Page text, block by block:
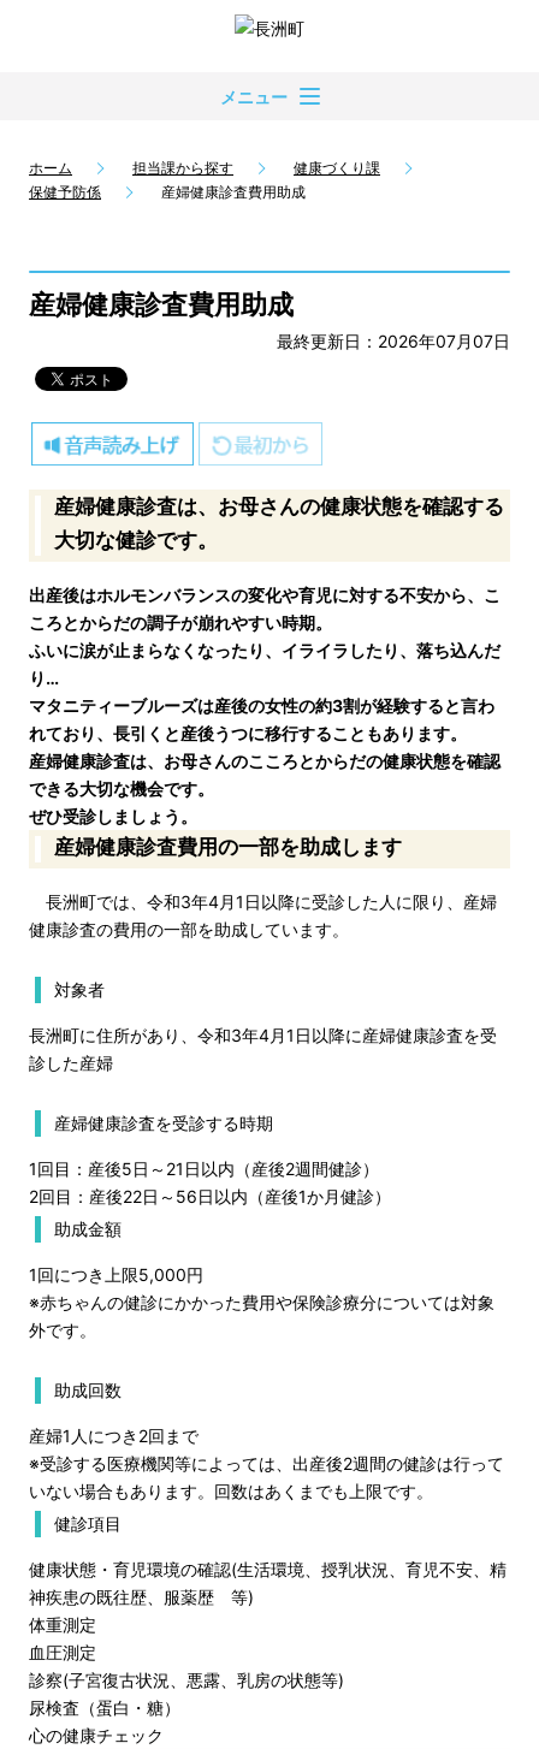
メニュー
ホーム 担当課から探す
健康づくり課
保健予防係
産婦健康診査費用助成
産婦健康診査費用助成
最終更新日：2026年07月07日
産婦健康診査は、お母さんの健康状態を確認する
大切な健診です。
出産後はホルモンバランスの変化や育児に対する不安から、こ
ころとからだの調子が崩れやすい時期。
ふいに涙が止まらなくなったり、イライラしたり、落ち込んだ
り…
マタニティーブルーズは産後の女性の約3割が経験すると言わ
れており、長引くと産後うつに移行することもあります。
産婦健康診査は、お母さんのこころとからだの健康状態を確認
できる大切な機会です。
ぜひ受診しましょう。
産婦健康診査費用の一部を助成します
長洲町では、令和3年4月1日以降に受診した人に限り、産婦
健康診査の費用の一部を助成しています。
対象者
長洲町に住所があり、令和3年4月1日以降に産婦健康診査を受
診した産婦
産婦健康診査を受診する時期
1回目：産後5日～21日以内（産後2週間健診）
2回目：産後22日～56日以内（産後1か月健診）
助成金額
1回につき上限5,000円
※赤ちゃんの健診にかかった費用や保険診療分については対象
外です。
助成回数
産婦1人につき2回まで
※受診する医療機関等によっては、出産後2週間の健診は行って
いない場合もあります。回数はあくまでも上限です。
健診項目
健康状態・育児環境の確認(生活環境、授乳状況、育児不安、精
神疾患の既往歴、服薬歴 等)
体重測定
血圧測定
診察(子宮復古状況、悪露、乳房の状態等)
尿検査（蛋白・糖）
心の健康チェック